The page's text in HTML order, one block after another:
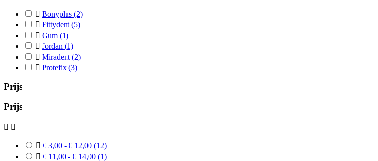
 Bonyplus (2)
 Fittydent (5)
 Gum (1)
 Jordan (1)
 Miradent (2)
 Protefix (3)
Prijs
Prijs
 
 € 3,00 - € 12,00 (12)
 € 11,00 - € 14,00 (1)